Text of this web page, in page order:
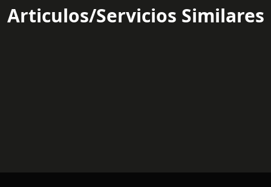
Articulos/Servicios Similares